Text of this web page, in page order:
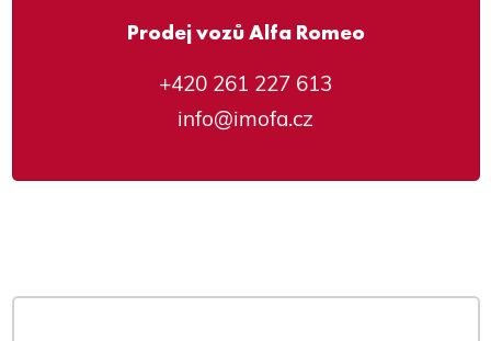
Prodej vozů Alfa Romeo
+420 261 227 613
info@imofa.cz